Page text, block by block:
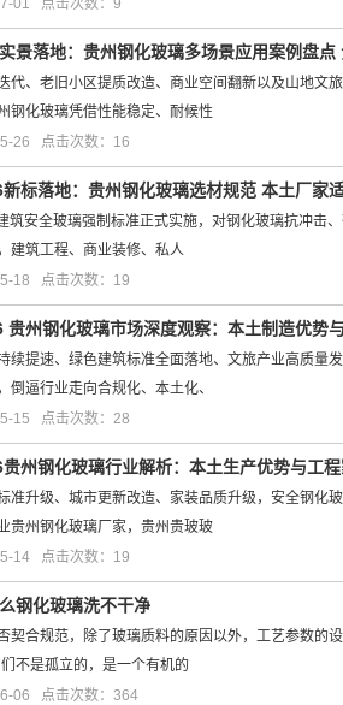
01 点击次数：9
景落地：贵州钢化玻璃多场景应用案例盘点
代、老旧小区提质改造、商业空间翻新以及山地
钢化玻璃凭借性能稳定、耐候性
26 点击次数：16
标落地：贵州钢化玻璃选材规范 本土厂家
筑安全玻璃强制标准正式实施，对钢化玻璃抗冲击
建筑工程、商业装修、私人
18 点击次数：19
贵州钢化玻璃市场深度观察：本土制造优势
续提速、绿色建筑标准全面落地、文旅产业高质量
倒逼行业走向合规化、本土化、
15 点击次数：28
州钢化玻璃行业解析：本土生产优势与工
准升级、城市更新改造、家装品质升级，安全钢化
贵州钢化玻璃厂家，贵州贵玻玻
14 点击次数：19
钢化玻璃洗不干净
契合规范，除了玻璃质料的原因以外，工艺参数的
不是孤立的，是一个有机的
06 点击次数：364